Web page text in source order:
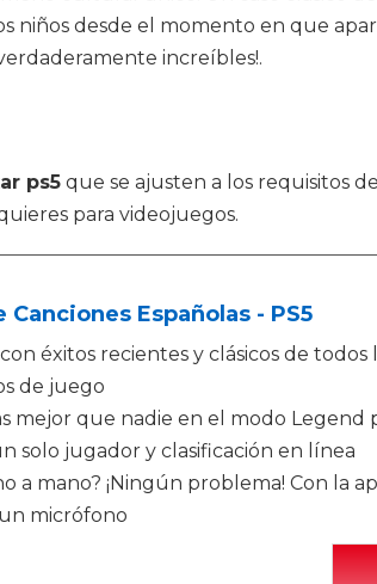
niños desde el momento en que
increíbles!.
ps5 que se ajusten a los requisitos
para videojuegos.
Españolas - PS5
éxitos recientes y clásicos de todos
de juego
mejor que nadie en el modo Legend
solo jugador y clasificación en línea
a mano? ¡Ningún problema! Con la
micrófono